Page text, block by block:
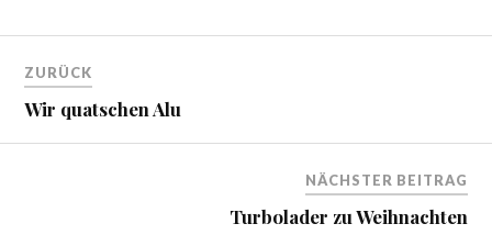
ZURÜCK
Wir quatschen Alu
NÄCHSTER BEITRAG
Turbolader zu Weihnachten